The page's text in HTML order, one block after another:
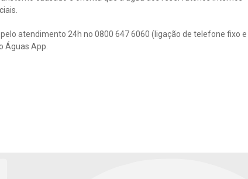
atendimento 24h no 0800 647 6060 (ligação de telefone fixo e
Águas App.